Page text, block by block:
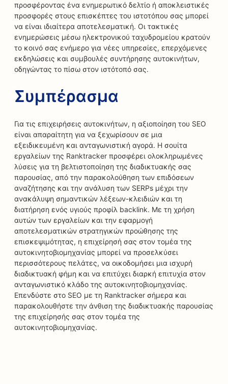
προσφέροντας ένα ενημερωτικό δελτίο ή αποκλειστικές
προσφορές στους επισκέπτες του ιστοτόπου σας μπορεί
να είναι ιδιαίτερα αποτελεσματική. Οι τακτικές
ενημερώσεις μέσω ηλεκτρονικού ταχυδρομείου κρατούν
το κοινό σας ενήμερο για νέες υπηρεσίες, επερχόμενες
εκδηλώσεις και συμβουλές συντήρησης αυτοκινήτων,
οδηγώντας το πίσω στον ιστότοπό σας.
Συμπέρασμα
Για τις επιχειρήσεις αυτοκινήτων, η αξιοποίηση του SEO
είναι απαραίτητη για να ξεχωρίσουν σε μια
εξειδικευμένη και ανταγωνιστική αγορά. Η σουίτα
εργαλείων της Ranktracker προσφέρει ολοκληρωμένες
λύσεις για τη βελτιστοποίηση της διαδικτυακής σας
παρουσίας, από την παρακολούθηση των επιδόσεων
αναζήτησης και την ανάλυση των SERPs μέχρι την
ανακάλυψη σημαντικών λέξεων-κλειδιών και τη
διατήρηση ενός υγιούς προφίλ backlink. Με τη χρήση
αυτών των εργαλείων και την εφαρμογή
αποτελεσματικών στρατηγικών προώθησης της
επισκεψιμότητας, η επιχείρησή σας στον τομέα της
αυτοκινητοβιομηχανίας μπορεί να προσελκύσει
περισσότερους πελάτες, να οικοδομήσει μια ισχυρή
διαδικτυακή φήμη και να επιτύχει διαρκή επιτυχία στον
ανταγωνιστικό κλάδο της αυτοκινητοβιομηχανίας.
Επενδύστε στο SEO με τη Ranktracker σήμερα και
παρακολουθήστε την άνθιση της διαδικτυακής παρουσίας
της επιχείρησής σας στον τομέα της
αυτοκινητοβιομηχανίας.